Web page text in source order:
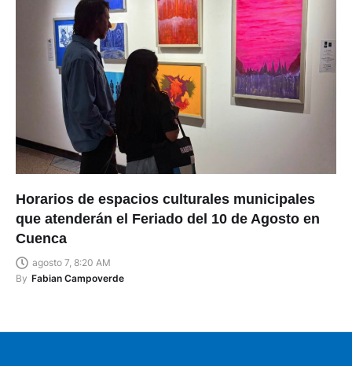
Horarios de espacios culturales municipales
que atenderán el Feriado del 10 de Agosto en
Cuenca
agosto 7, 8:20 AM
By Fabian Campoverde